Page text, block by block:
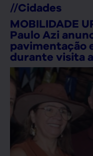
//Cidades
MOBILIDADE
Paulo Azi
pavimentação
durante visita